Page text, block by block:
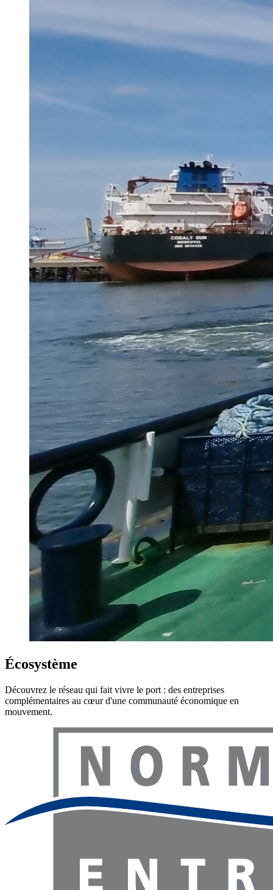
Écosystème
Découvrez le réseau qui fait vivre le port : des entreprises
complémentaires au cœur d'une communauté économique en
mouvement.